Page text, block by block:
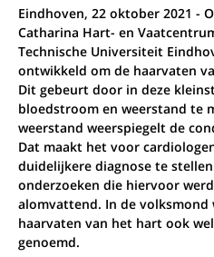
Eindhoven, 22 oktober 2021 -
Catharina Hart- en
Technische Universiteit
ontwikkeld om de haarvaten
Dit gebeurt door in deze
bloedstroom en weerstand te
weerstand weerspiegelt de
Dat maakt het voor
duidelijkere diagnose te
onderzoeken die hiervoor
alomvattend. In de volksmond
haarvaten van het hart ook
genoemd.